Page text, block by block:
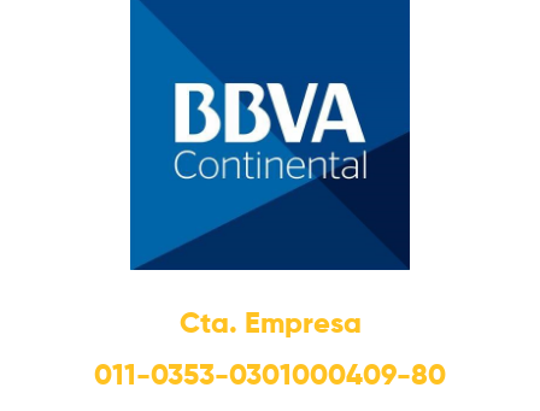
Cta. Empresa
011-0353-0301000409-80